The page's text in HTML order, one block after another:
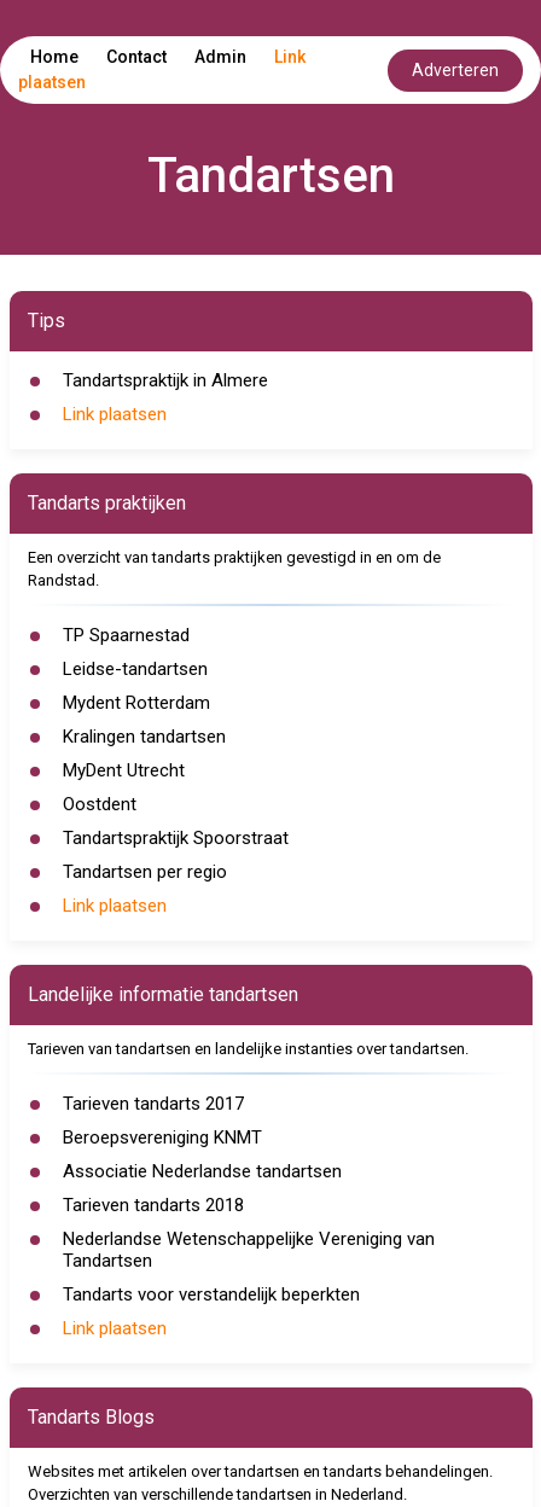
Home Contact Admin
Link
plaatsen
Adverteren
Tandartsen
Tips
Tandartspraktijk in Almere
Link plaatsen
Tandarts praktijken
Een overzicht van tandarts praktijken gevestigd in en om de
Randstad.
TP Spaarnestad
Leidse-tandartsen
Mydent Rotterdam
Kralingen tandartsen
MyDent Utrecht
Oostdent
Tandartspraktijk Spoorstraat
Tandartsen per regio
Link plaatsen
Landelijke informatie tandartsen
Tarieven van tandartsen en landelijke instanties over tandartsen.
Tarieven tandarts 2017
Beroepsvereniging KNMT
Associatie Nederlandse tandartsen
Tarieven tandarts 2018
Nederlandse Wetenschappelijke Vereniging van
Tandartsen
Tandarts voor verstandelijk beperkten
Link plaatsen
Tandarts Blogs
Websites met artikelen over tandartsen en tandarts behandelingen.
Overzichten van verschillende tandartsen in Nederland.